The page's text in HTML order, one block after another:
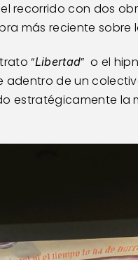
recorrido con dos
más reciente sobre la
“Libertad”  o el
estratégicamente la